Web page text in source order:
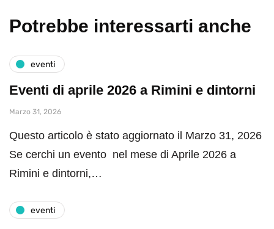
Potrebbe interessarti anche
eventi
Eventi di aprile 2026 a Rimini e dintorni
Marzo 31, 2026
Questo articolo è stato aggiornato il Marzo 31, 2026
Se cerchi un evento nel mese di Aprile 2026 a
Rimini e dintorni,…
eventi